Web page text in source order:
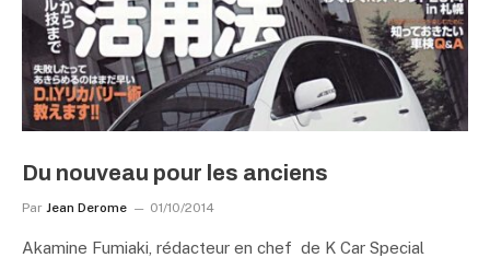
Du nouveau pour les anciens
Par Jean Derome 01/10/2014
Akamine Fumiaki, rédacteur en chef de K Car Special